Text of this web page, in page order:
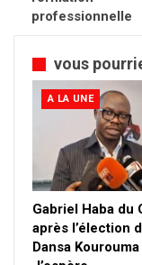
professionnelle
vous
A LA UNE
Gabriel Haba du
après l’élection
Dansa Kourouma